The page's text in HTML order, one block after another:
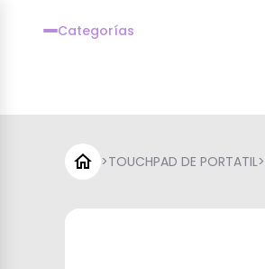
Categorías
>TOUCHPAD DE PORTATIL>